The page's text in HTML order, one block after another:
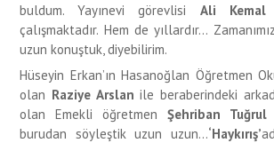
buldum. Yayınevi görevlisi Ali Kemal
çalışmaktadır. Hem de yıllardır…
uzun konuştuk, diyebilirim.
Hüseyin Erkan’ın Hasanoğlan Öğretmen
olan Raziye Arslan ile beraberindeki
olan Emekli öğretmen Şehriban Tuğrul
burudan söyleştik uzun uzun…‘Haykırış’